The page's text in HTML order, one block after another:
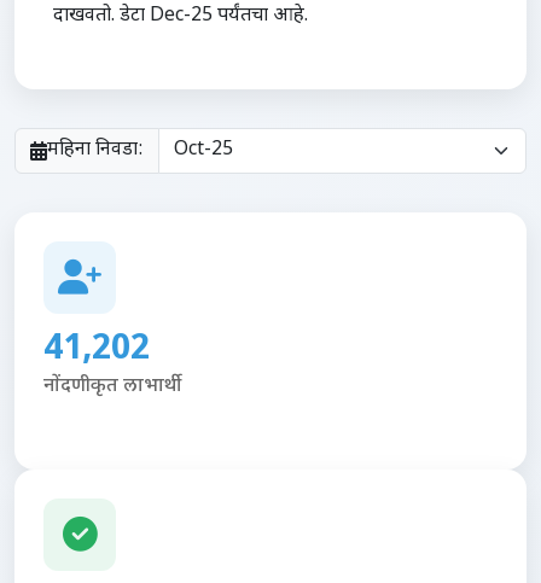
दाखवतो. डेटा Dec-25 पर्यंतचा आहे.
महिना निवडा:
41,202
नोंदणीकृत लाभार्थी